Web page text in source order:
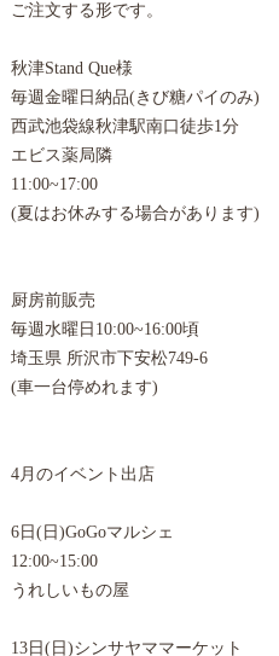
ご注文する形です。
秋津Stand Que様
毎週金曜日納品(きび糖パイのみ)
西武池袋線秋津駅南口徒歩1分
エビス薬局隣
11:00~17:00
(夏はお休みする場合があります)
厨房前販売
毎週水曜日10:00~16:00頃
埼玉県 所沢市下安松749-6
(車一台停めれます)
4月のイベント出店
6日(日)GoGoマルシェ
12:00~15:00
うれしいもの屋
13日(日)シンサヤママーケット